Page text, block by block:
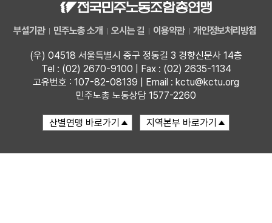
부설기관 민주노총 소개 오시는 길 이용약관 개인정보처리방침
(우) 04518 서울특별시 중구 정동길 3 경향신문사 14층
Tel : (02) 2670-9100 | Fax : (02) 2635-1134
고유번호 : 107-82-08139 | Email : kctu@kctu.org
민주노총 노동상담 1577-2260